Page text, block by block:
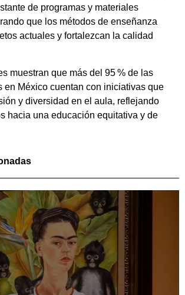
de programas y materiales
que los métodos de enseñanza
actuales y fortalezcan la calidad
muestran que más del 95 % de las
en México cuentan con iniciativas que
y diversidad en el aula, reflejando
hacia una educación equitativa y de